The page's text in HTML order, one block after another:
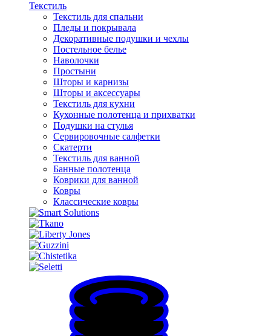
Текстиль
Текстиль для спальни
Пледы и покрывала
Декоративные подушки и чехлы
Постельное белье
Наволочки
Простыни
Шторы и карнизы
Шторы и аксессуары
Текстиль для кухни
Кухонные полотенца и прихватки
Подушки на стулья
Сервировочные салфетки
Скатерти
Текстиль для ванной
Банные полотенца
Коврики для ванной
Ковры
Классические ковры